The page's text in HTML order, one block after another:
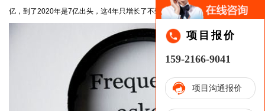
亿，到了2020年是7亿出头，这4年只增长了不到2亿。
项目报价
159-2166-9041
项目沟通报价